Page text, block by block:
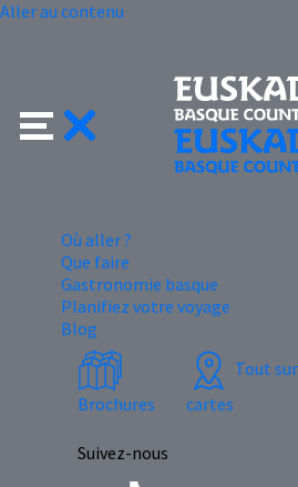
Aller au contenu
Où aller ?
Que faire
Gastronomie basque
Planifiez votre voyage
Blog
Brochures
Tout
cartes
Suivez-nous